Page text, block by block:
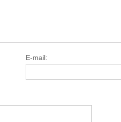
E-mail: